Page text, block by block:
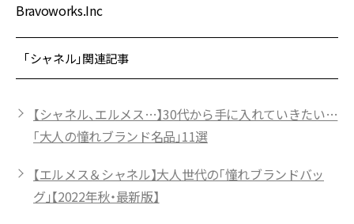
Bravoworks.Inc
「シャネル」関連記事
【シャネル、エルメス…】30代から手に入れていきたい…
「大人の憧れブランド名品」11選
【エルメス＆シャネル】大人世代の「憧れブランドバッ
グ」【2022年秋・最新版】